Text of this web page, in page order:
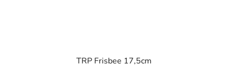
TRP Frisbee 17,5cm